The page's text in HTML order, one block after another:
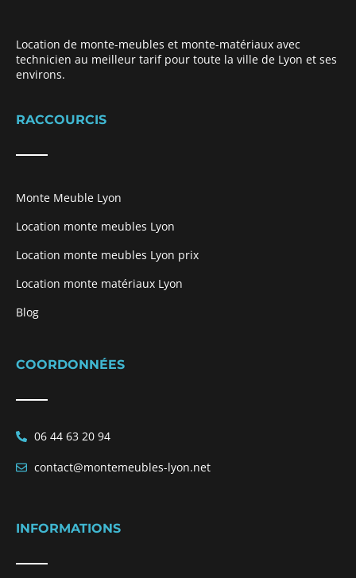
Location de monte-meubles et monte-matériaux avec
technicien au meilleur tarif pour toute la ville de Lyon et ses
environs.
RACCOURCIS
Monte Meuble Lyon
Location monte meubles Lyon
Location monte meubles Lyon prix
Location monte matériaux Lyon
Blog
COORDONNÉES
06 44 63 20 94
contact@montemeubles-lyon.net
INFORMATIONS